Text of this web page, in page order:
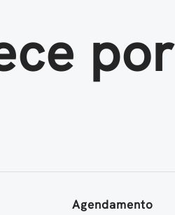
por
Agendamento